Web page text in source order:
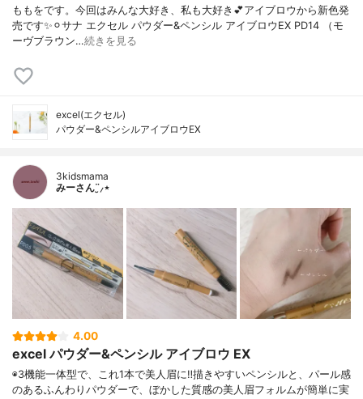
ももをです。今回はみんな大好き、私も大好き💕アイブロウから新色発
売です✨⚪︎サナ エクセル パウダー&ペンシル アイブロウEX PD14 （モ
ーヴブラウン…続きを見る
excel(エクセル)
パウダー&ペンシルアイブロウEX
3kidsmama
みーさん¨̮⸝⋆
4.00
excel パウダー&ペンシル アイブロウ EX
◉3機能一体型で、これ1本で美人眉に‼︎描きやすいペンシルと、パール感
のあるふんわりパウダーで、ぼかした質感の美人眉フォルムが簡単に実